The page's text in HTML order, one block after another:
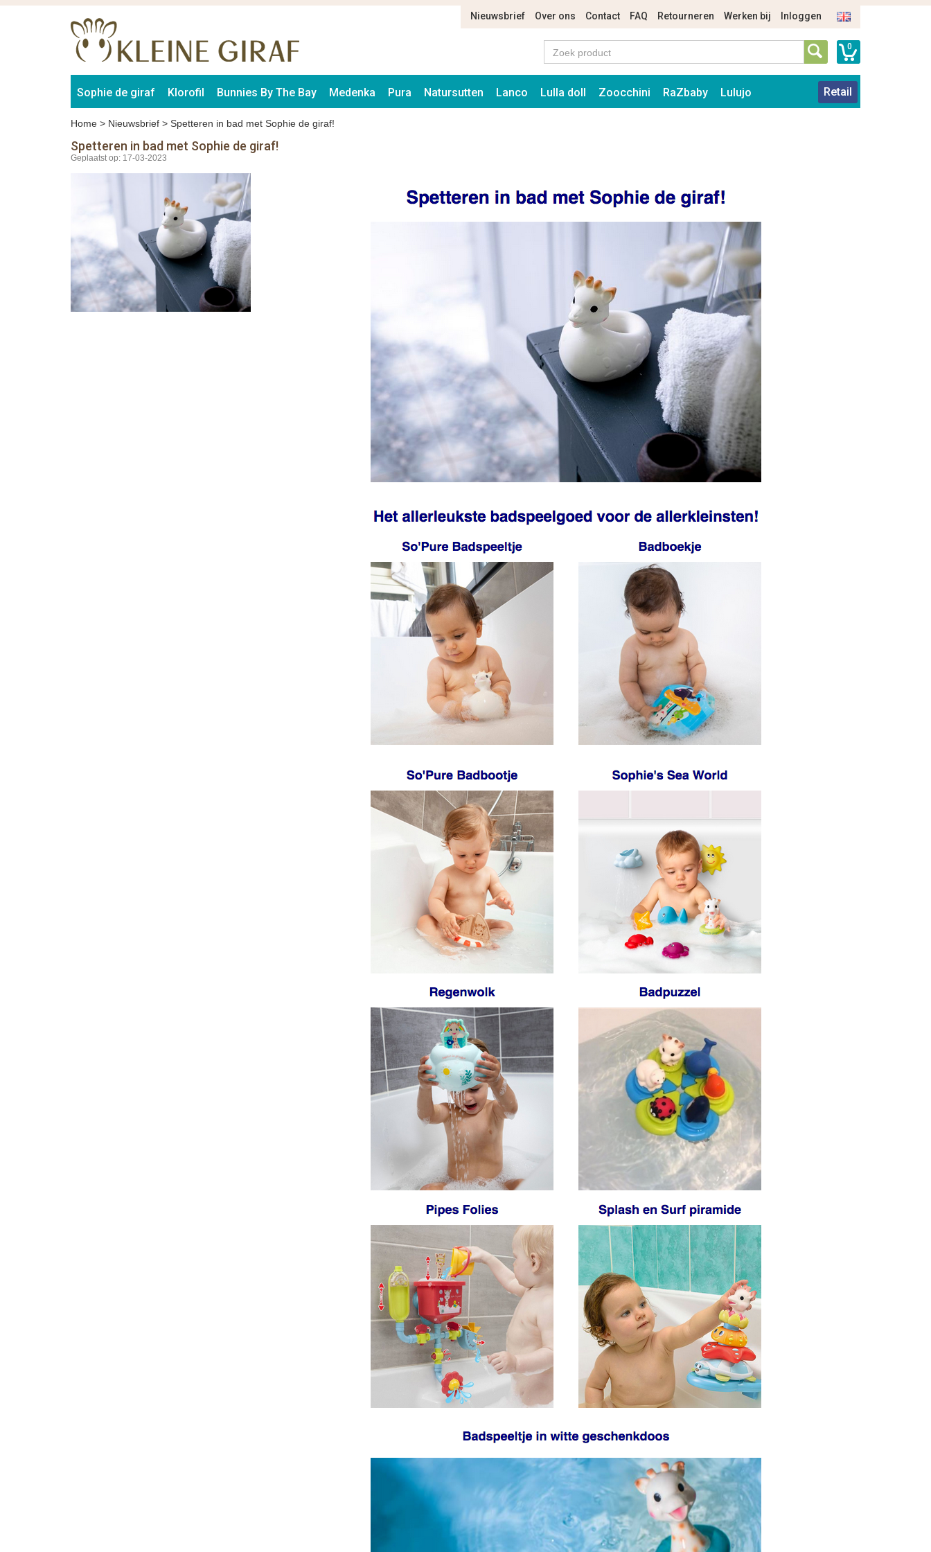
Nieuwsbrief Over ons Contact FAQ Retourneren Werken bij Inloggen
0
Sophie de giraf Klorofil Bunnies By The Bay Medenka Pura Natursutten Lanco Lulla doll Zoocchini RaZbaby Lulujo Retail
Home > Nieuwsbrief > Spetteren in bad met Sophie de giraf!
Spetteren in bad met Sophie de giraf!
Geplaatst op: 17-03-2023